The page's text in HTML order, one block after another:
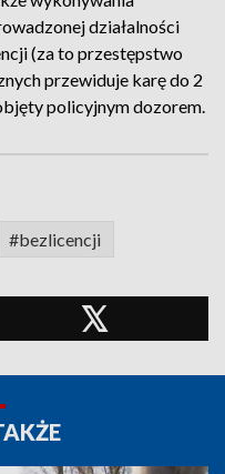
działalności
(za to przestępstwo
przewiduje karę do 2
policyjnym dozorem.
#bezlicencji